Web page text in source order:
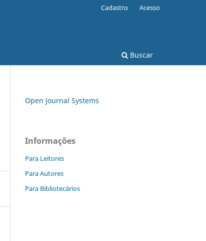
Buscar
Cadastro Acesso
Open Journal Systems
Informações
Para Leitores
Para Autores
Para Bibliotecários